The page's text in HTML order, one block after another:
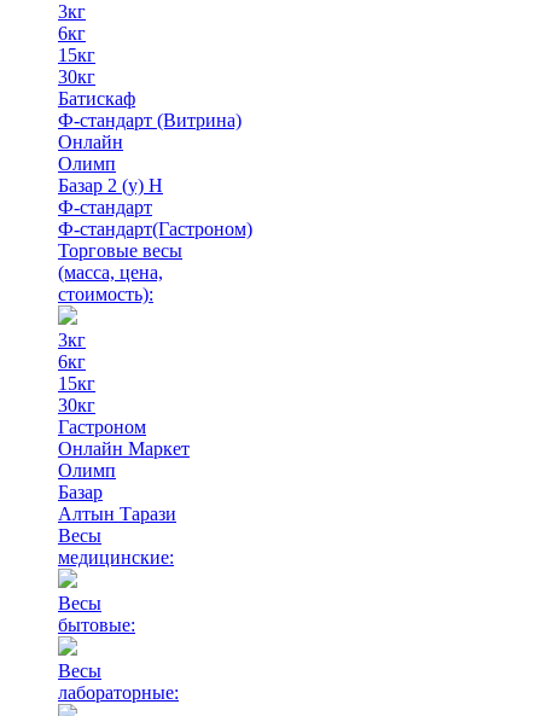
3кг
6кг
15кг
30кг
Батискаф
Ф-стандарт (Витрина)
Онлайн
Олимп
Базар 2 (у) Н
Ф-стандарт
Ф-стандарт(Гастроном)
Торговые весы
(масса, цена,
стоимость):
3кг
6кг
15кг
30кг
Гастроном
Онлайн Маркет
Олимп
Базар
Алтын Тарази
Весы
медицинские:
Весы
бытовые:
Весы
лабораторные: